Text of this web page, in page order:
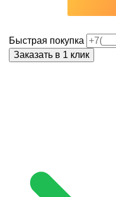
Быстрая покупка